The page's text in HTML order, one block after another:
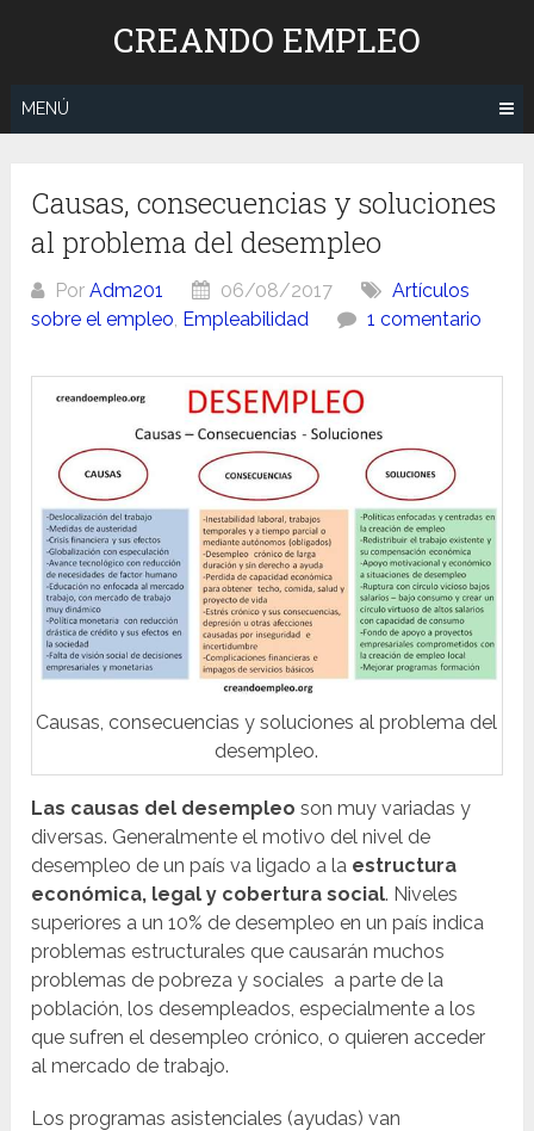
CREANDO EMPLEO
MENÚ
Causas, consecuencias y soluciones
al problema del desempleo
PorAdm201 06/08/2017
Artículos
sobre el empleo, Empleabilidad 1 comentario
Causas, consecuencias y soluciones al problema del
desempleo.
Las causas del desempleo son muy variadas y
diversas. Generalmente el motivo del nivel de
desempleo de un país va ligado a la estructura
económica, legal y cobertura social. Niveles
superiores a un 10% de desempleo en un país indica
problemas estructurales que causarán muchos
problemas de pobreza y sociales a parte de la
población, los desempleados, especialmente a los
que sufren el desempleo crónico, o quieren acceder
al mercado de trabajo.
Los programas asistenciales (ayudas) van